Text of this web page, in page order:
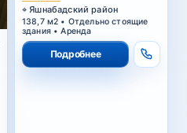
Яшнабадский район
138,7 м2 • Отдельно стоящие
здания • Аренда
Подробнее